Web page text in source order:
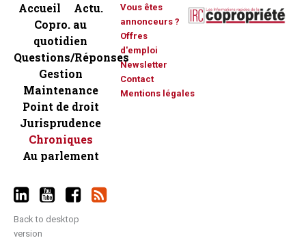
Accueil
Actu.
Copro. au
quotidien
Questions/Réponses
Gestion
Maintenance
Point de droit
Jurisprudence
Chroniques
Au parlement
Vous êtes
annonceurs ?
Offres
d'emploi
Newsletter
Contact
Mentions légales
Back to desktop
version